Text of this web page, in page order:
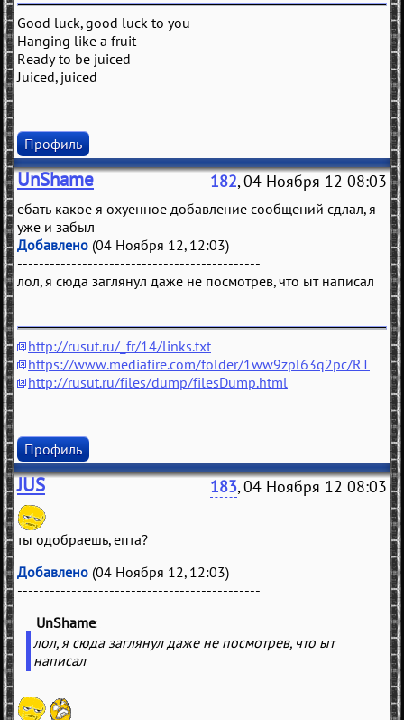
Good luck, good luck to you
Hanging like a fruit
Ready to be juiced
Juiced, juiced
Профиль
UnShame 182, 04 Ноября 12 08:03
ебать какое я охуенное добавление сообщений сдлал, я
уже и забыл
Добавлено (04 Ноября 12, 12:03)
---------------------------------------------
лол, я сюда заглянул даже не посмотрев, что ыт написал
http://rusut.ru/_fr/14/links.txt
https://www.mediafire.com/folder/1ww9zpl63q2pc/RT
http://rusut.ru/files/dump/filesDump.html
Профиль
JUS 183, 04 Ноября 12 08:03
ты одобраешь, епта?
Добавлено (04 Ноября 12, 12:03)
---------------------------------------------
UnShame
лол, я сюда заглянул даже не посмотрев, что ыт
написал